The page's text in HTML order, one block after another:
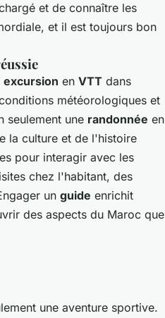
et de connaître les
et il est toujours bon
excursion en VTT dans
météorologiques et
seulement une randonnée en
la culture et de l'histoire
pour interagir avec les
chez l'habitant, des
un guide enrichit
des aspects du Maroc que
une aventure sportive.